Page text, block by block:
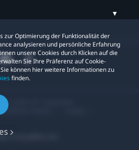
zur Optimierung der Funktionalität der
analysieren und persönliche Erfahrung
unsere Cookies durch Klicken auf die
Sie Ihre Präferenz auf Cookie-
können hier weitere Informationen zu
finden.
2026 HTC Corporation
Rechtlicher Hinweis
Privacy@htc.com